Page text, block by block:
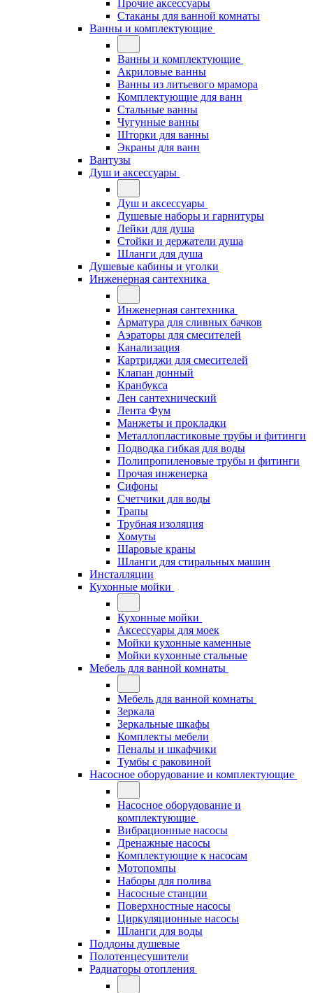
Прочие аксессуары
Стаканы для ванной комнаты
Ванны и комплектующие
Ванны и комплектующие
Акриловые ванны
Ванны из литьевого мрамора
Комплектующие для ванн
Стальные ванны
Чугунные ванны
Шторки для ванны
Экраны для ванн
Вантузы
Душ и аксессуары
Душ и аксессуары
Душевые наборы и гарнитуры
Лейки для душа
Стойки и держатели душа
Шланги для душа
Душевые кабины и уголки
Инженерная сантехника
Инженерная сантехника
Арматура для сливных бачков
Аэраторы для смесителей
Канализация
Картриджи для смесителей
Клапан донный
Кранбукса
Лен сантехнический
Лента Фум
Манжеты и прокладки
Металлопластиковые трубы и фитинги
Подводка гибкая для воды
Полипропиленовые трубы и фитинги
Прочая инженерка
Сифоны
Счетчики для воды
Трапы
Трубная изоляция
Хомуты
Шаровые краны
Шланги для стиральных машин
Инсталляции
Кухонные мойки
Кухонные мойки
Аксессуары для моек
Мойки кухонные каменные
Мойки кухонные стальные
Мебель для ванной комнаты
Мебель для ванной комнаты
Зеркала
Зеркальные шкафы
Комплекты мебели
Пеналы и шкафчики
Тумбы с раковиной
Насосное оборудование и комплектующие
Насосное оборудование и
комплектующие
Вибрационные насосы
Дренажные насосы
Комплектующие к насосам
Мотопомпы
Наборы для полива
Насосные станции
Поверхностные насосы
Циркуляционные насосы
Шланги для воды
Поддоны душевые
Полотенцесушители
Радиаторы отопления